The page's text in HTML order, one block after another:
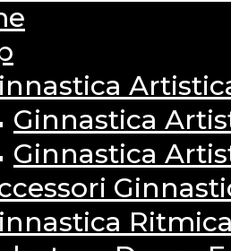
Ginnastica
Ginnastica
Ritmica